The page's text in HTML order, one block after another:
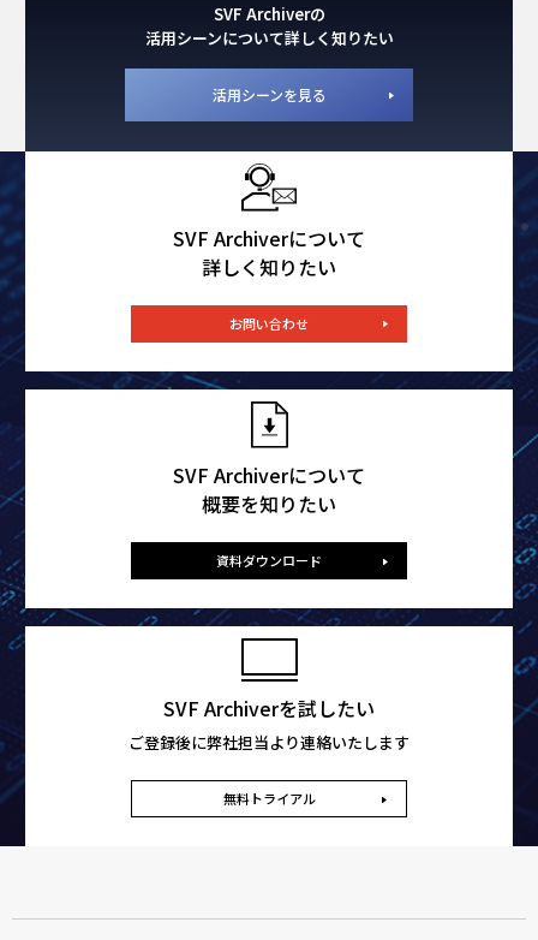
SVF Archiverの
活用シーンについて詳しく知りたい
活用シーンを見る
SVF Archiverについて
詳しく知りたい
お問い合わせ
SVF Archiverについて
概要を知りたい
資料ダウンロード
SVF Archiverを試したい
ご登録後に弊社担当より連絡いたします
無料トライアル